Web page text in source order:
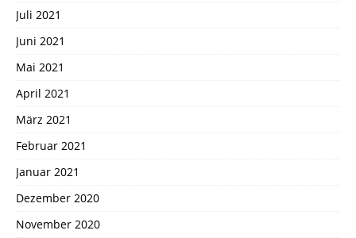
Juli 2021
Juni 2021
Mai 2021
April 2021
März 2021
Februar 2021
Januar 2021
Dezember 2020
November 2020